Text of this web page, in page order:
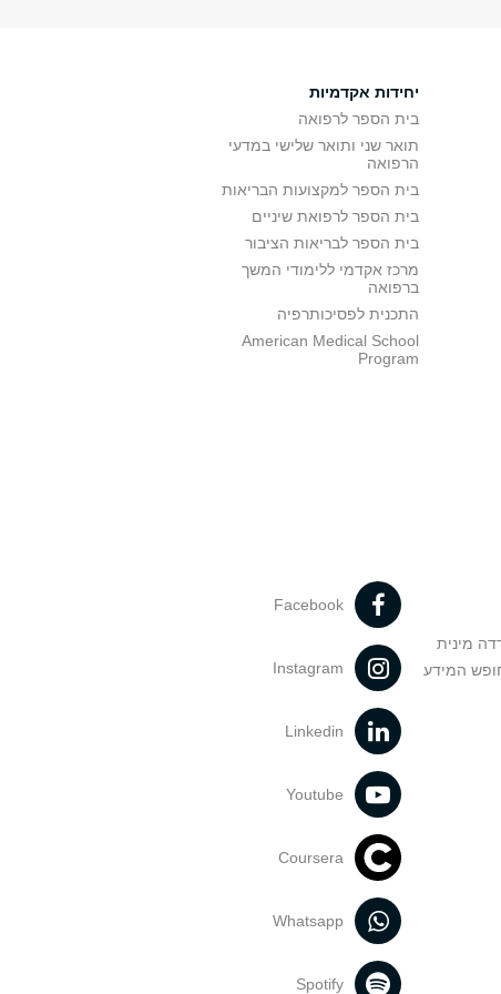
יחידות אקדמיות
בית הספר לרפואה
תואר שני ותואר שלישי במדעי
הרפואה
בית הספר למקצועות הבריאות
בית הספר לרפואת שיניים
בית הספר לבריאות הציבור
מרכז אקדמי ללימודי המשך
ברפואה
התכנית לפסיכותרפיה
American Medical School
Program
מינית
המידע
Facebook
Instagram
Linkedin
Youtube
Coursera
Whatsapp
Spotify